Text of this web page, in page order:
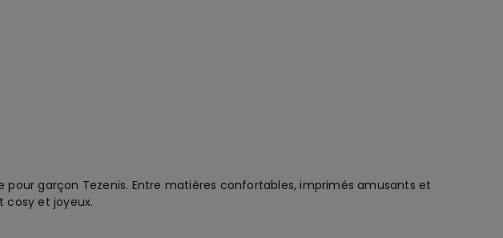
garçon Tezenis. Entre matières confortables, imprimés amusants et
cosy et joyeux.